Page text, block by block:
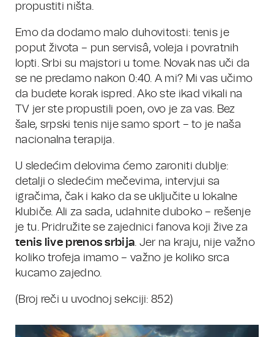
propustiti ništa.
Emo da dodamo malo duhovitosti: tenis je
poput života – pun servisâ, voleja i povratnih
lopti. Srbi su majstori u tome. Novak nas uči da
se ne predamo nakon 0:40. A mi? Mi vas učimo
da budete korak ispred. Ako ste ikad vikali na
TV jer ste propustili poen, ovo je za vas. Bez
šale, srpski tenis nije samo sport – to je naša
nacionalna terapija.
U sledećim delovima ćemo zaroniti dublje:
detalji o sledećim mečevima, intervjui sa
igračima, čak i kako da se uključite u lokalne
klubiče. Ali za sada, udahnite duboko – rešenje
je tu. Pridružite se zajednici fanova koji žive za
tenis live prenos srbija. Jer na kraju, nije važno
koliko trofeja imamo – važno je koliko srca
kucamo zajedno.
(Broj reči u uvodnoj sekciji: 852)